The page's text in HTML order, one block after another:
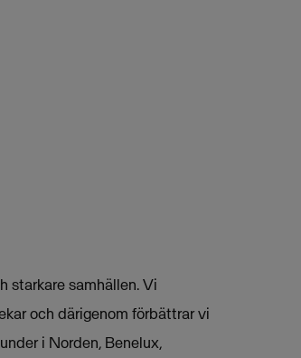
starkare samhällen. Vi
och därigenom förbättrar vi
i Norden, Benelux,